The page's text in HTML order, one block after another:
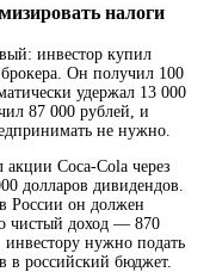
налоги
инвестор купил
Он получил 100
удержал 13 000
87 000 рублей, и
не нужно.
Coca-Cola через
долларов дивидендов.
России он должен
чистый доход — 870
нужно подать
в российский бюджет.